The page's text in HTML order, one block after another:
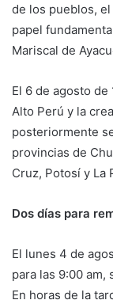
de los pueblos,
papel
Mariscal de
El 6 de agosto
Alto Perú y la
posteriormente
provincias de
Cruz, Potosí y La
Dos días para
El lunes 4 de
para las 9:00
En horas de la